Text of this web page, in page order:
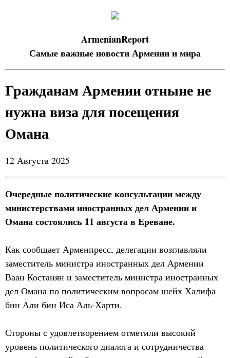
ArmenianReport
Самые важные новости Армении и мира
Гражданам Армении отныне не
нужна виза для посещения
Омана
12 Августа 2025
Очередные политические консультации между
министерствами иностранных дел Армении и
Омана состоялись 11 августа в Ереване.
Как сообщает Арменпресс, делегации возглавляли
заместитель министра иностранных дел Армении
Ваан Костанян и заместитель министра иностранных
дел Омана по политическим вопросам шейх Халифа
бин Али бин Иса Аль-Харти.
Стороны с удовлетворением отметили высокий
уровень политического диалога и сотрудничества